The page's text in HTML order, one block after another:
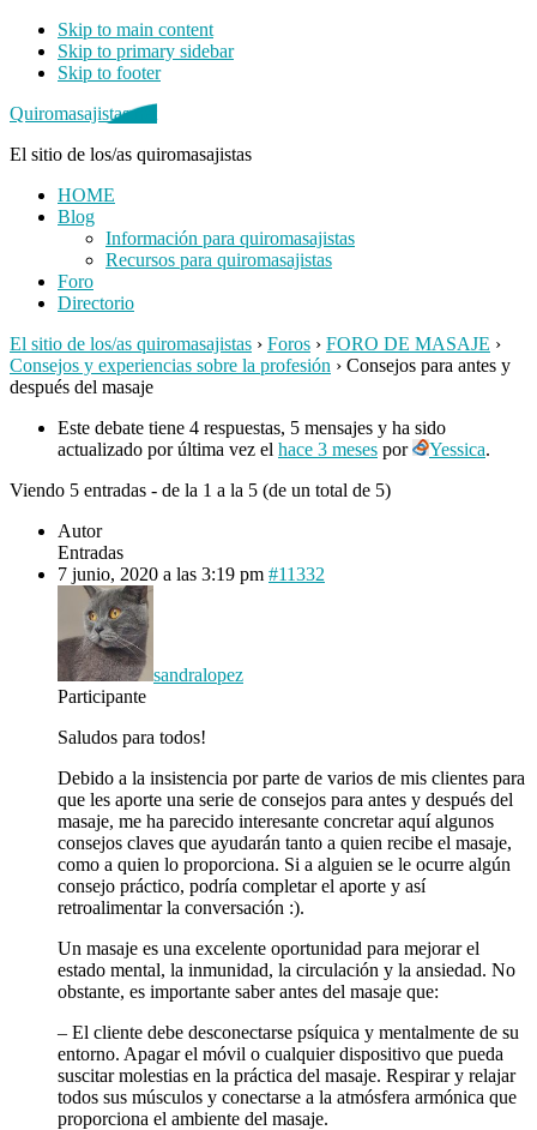
Skip to main content
Skip to primary sidebar
Skip to footer
Quiromasajistas.net
El sitio de los/as quiromasajistas
HOME
Blog
Información para quiromasajistas
Recursos para quiromasajistas
Foro
Directorio
El sitio de los/as quiromasajistas › Foros › FORO DE MASAJE ›
Consejos y experiencias sobre la profesión › Consejos para antes y
después del masaje
Este debate tiene 4 respuestas, 5 mensajes y ha sido
actualizado por última vez el hace 3 meses por Yessica.
Viendo 5 entradas - de la 1 a la 5 (de un total de 5)
Autor
Entradas
7 junio, 2020 a las 3:19 pm #11332
sandralopez
Participante
Saludos para todos!
Debido a la insistencia por parte de varios de mis clientes para
que les aporte una serie de consejos para antes y después del
masaje, me ha parecido interesante concretar aquí algunos
consejos claves que ayudarán tanto a quien recibe el masaje,
como a quien lo proporciona. Si a alguien se le ocurre algún
consejo práctico, podría completar el aporte y así
retroalimentar la conversación :).
Un masaje es una excelente oportunidad para mejorar el
estado mental, la inmunidad, la circulación y la ansiedad. No
obstante, es importante saber antes del masaje que:
– El cliente debe desconectarse psíquica y mentalmente de su
entorno. Apagar el móvil o cualquier dispositivo que pueda
suscitar molestias en la práctica del masaje. Respirar y relajar
todos sus músculos y conectarse a la atmósfera armónica que
proporciona el ambiente del masaje.